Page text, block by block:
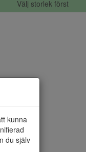
Välj storlek först
kunna
du själv